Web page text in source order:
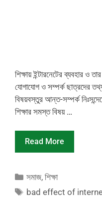
শিক্ষায় ইন্টারনেটের ব্যবহার ও
যোগাযোগ ও সম্পর্ক ছাত্রদের
বিষয়বস্তুর আন্ত-সম্পর্ক
শিক্ষার সমস্ত বিষয় …
Read More
Categories
সমাজ,শিক্ষা
Tags
bad effect of